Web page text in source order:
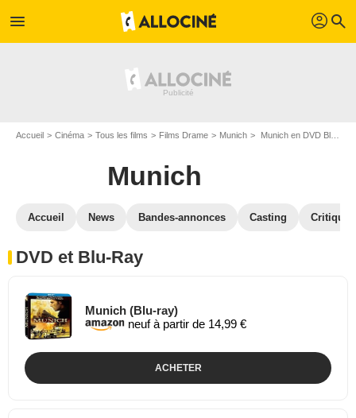
menu profil search
Accueil Cinéma Tous les films Films Drame Munich Munich en DVD Blu Ray
Munich
Accueil News Bandes-annonces Casting
DVD et Blu-Ray
Munich (Blu-ray)
neuf à partir de 14,99 €
ACHETER